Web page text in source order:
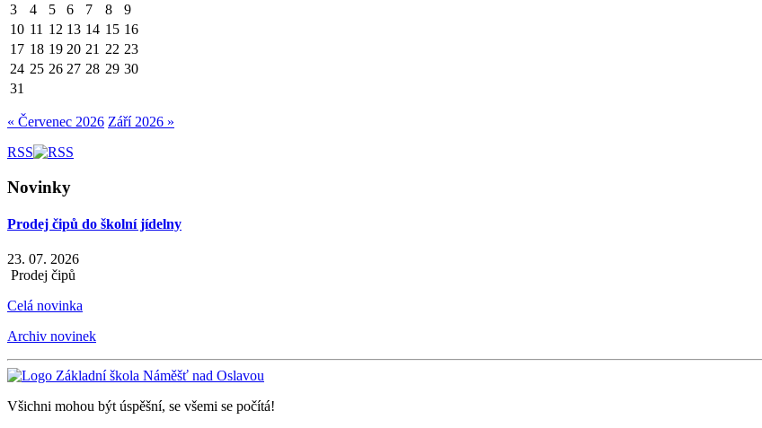
3
4 5 6 7 8
9
10 11 12 13 14 15 16
17 18 19 20 21 22 23
24 25 26 27 28 29 30
31
« Červenec 2026 Září 2026 »
RSS
Novinky
Prodej čipů do školní jídelny
23. 07. 2026
Prodej čipů
Celá novinka
Archiv novinek
Všichni mohou být úspěšní, se všemi se počítá!